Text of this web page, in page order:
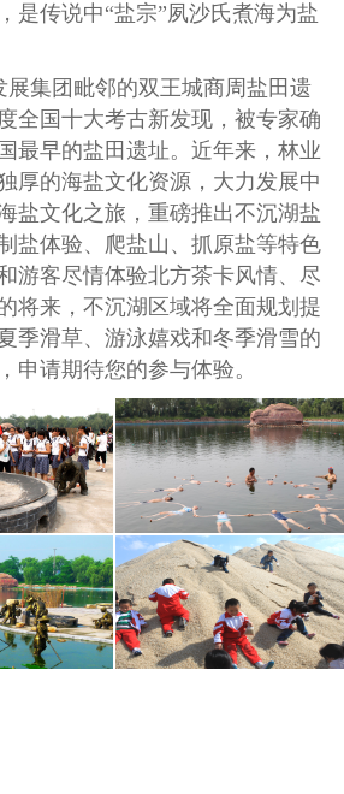
是传说中“盐宗”夙沙氏煮海为盐
展集团毗邻的双王城商周盐田遗
全国十大考古新发现，被专家确
最早的盐田遗址。近年来，林业
厚的海盐文化资源，大力发展中
盐文化之旅，重磅推出不沉湖盐
盐体验、爬盐山、抓原盐等特色
游客尽情体验北方茶卡风情、尽
将来，不沉湖区域将全面规划提
季滑草、游泳嬉戏和冬季滑雪的
申请期待您的参与体验。